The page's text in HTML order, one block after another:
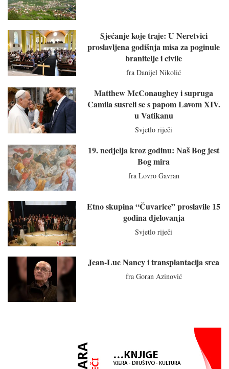
Sjećanje koje traje: U Neretvici
proslavljena godišnja misa za poginule
branitelje i civile
fra Danijel Nikolić
Matthew McConaughey i supruga
Camila susreli se s papom Lavom XIV.
u Vatikanu
Svjetlo riječi
19. nedjelja kroz godinu: Naš Bog jest
Bog mira
fra Lovro Gavran
Etno skupina “Čuvarice” proslavile 15
godina djelovanja
Svjetlo riječi
Jean-Luc Nancy i transplantacija srca
fra Goran Azinović